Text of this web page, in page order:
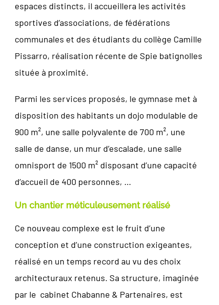
espaces distincts, il accueillera les activités
sportives d’associations, de fédérations
communales et des étudiants du collège Camille
Pissarro, réalisation récente de Spie batignolles
située à proximité.
Parmi les services proposés, le gymnase met à
disposition des habitants un dojo modulable de
900 m², une salle polyvalente de 700 m², une
salle de danse, un mur d’escalade, une salle
omnisport de 1500 m² disposant d’une capacité
d’accueil de 400 personnes, …
Un chantier méticuleusement réalisé
Ce nouveau complexe est le fruit d’une
conception et d’une construction exigeantes,
réalisé en un temps record au vu des choix
architecturaux retenus. Sa structure, imaginée
par le cabinet Chabanne & Partenaires, est